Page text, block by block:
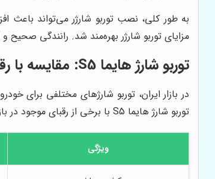
به طور کلی، نصب توربو شارژر می‌تواند باعث
مزایای توربو شارژر بهره‌مند شد. رانندگی
توربو شارژ هایما S5: مقایسه با رقبای موجود در بازار
توربو شارژ هایما S5 با برخی از رقبای موجود در بازار می‌پردازیم:
ویژگی